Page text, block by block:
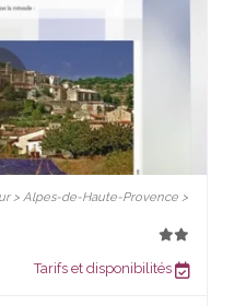
> Alpes-de-Haute-Provence >
Tarifs et disponibilités